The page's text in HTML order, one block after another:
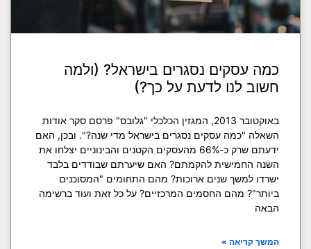
כמה עסקים נסגרים בישראל? (ולמה
חשוב לנו לדעת על כך?)
באוקטובר 2013, המגזין הכלכלי "גלובס" פרסם סקר אודות
השאלה "כמה עסקים נסגרים בישראל מדי שנה?". ובכן, האם
ידעתם שרק כ-66% מהעסקים הקטנים והבינוניים יצלחו את
השנה החמישית להקמתם? האם שיערתם שבודדים בלבד
ישרדו למשך שנים ארוכות? מהם התחומים "המסוכנים
ביותר"? מהם החסמים המרכזיים? על כל זאת ועוד ברשימה
הבאה
המשך קריאה »